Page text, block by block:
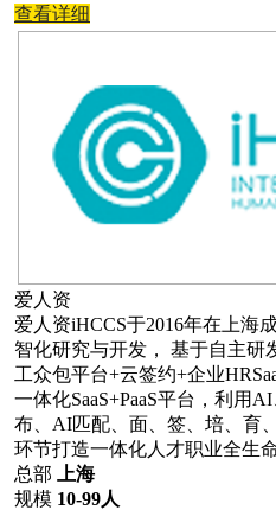
查看详细
爱人资
爱人资iHCCS于2016年在上海
智化研究与开发， 基于自主研
工众包平台+云签约+企业
一体化SaaS+PaaS平台，利用
布、AI匹配、面、签、培、育
环节打造一体化人才职业全生
总部
上海
规模 10-99人